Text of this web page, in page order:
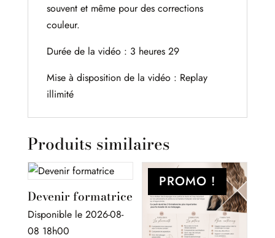
souvent et même pour des corrections
couleur.
Durée de la vidéo : 3 heures 29
Mise à disposition de la vidéo : Replay
illimité
Produits similaires
Devenir formatrice
Disponible le 2026-08-
08 18h00
PROMO !